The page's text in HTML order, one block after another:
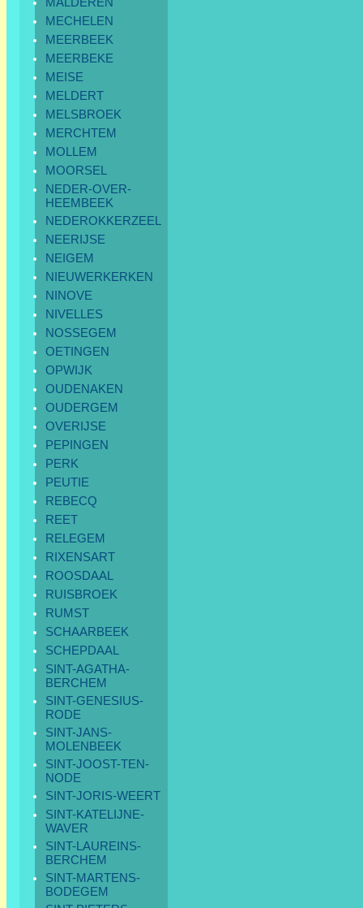
MECHELEN
MEERBEEK
MEERBEKE
MEISE
MELDERT
MELSBROEK
MERCHTEM
MOLLEM
MOORSEL
NEDER-OVER-
HEEMBEEK
NEDEROKKERZEEL
NEERIJSE
NEIGEM
NIEUWERKERKEN
NINOVE
NIVELLES
NOSSEGEM
OETINGEN
OPWIJK
OUDENAKEN
OUDERGEM
OVERIJSE
PEPINGEN
PERK
PEUTIE
REBECQ
REET
RELEGEM
RIXENSART
ROOSDAAL
RUISBROEK
RUMST
SCHAARBEEK
SCHEPDAAL
SINT-AGATHA-
BERCHEM
SINT-GENESIUS-
RODE
SINT-JANS-
MOLENBEEK
SINT-JOOST-TEN-
NODE
SINT-JORIS-WEERT
SINT-KATELIJNE-
WAVER
SINT-LAUREINS-
BERCHEM
SINT-MARTENS-
BODEGEM